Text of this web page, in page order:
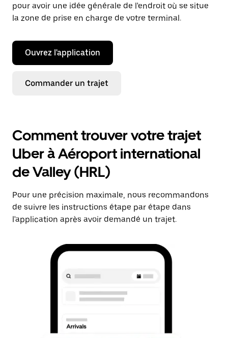
pour avoir une idée générale de l'endroit où se situe
la zone de prise en charge de votre terminal.
Ouvrez l'application
Commander un trajet
Comment trouver votre trajet
Uber à Aéroport international
de Valley (HRL)
Pour une précision maximale, nous recommandons
de suivre les instructions étape par étape dans
l'application après avoir demandé un trajet.